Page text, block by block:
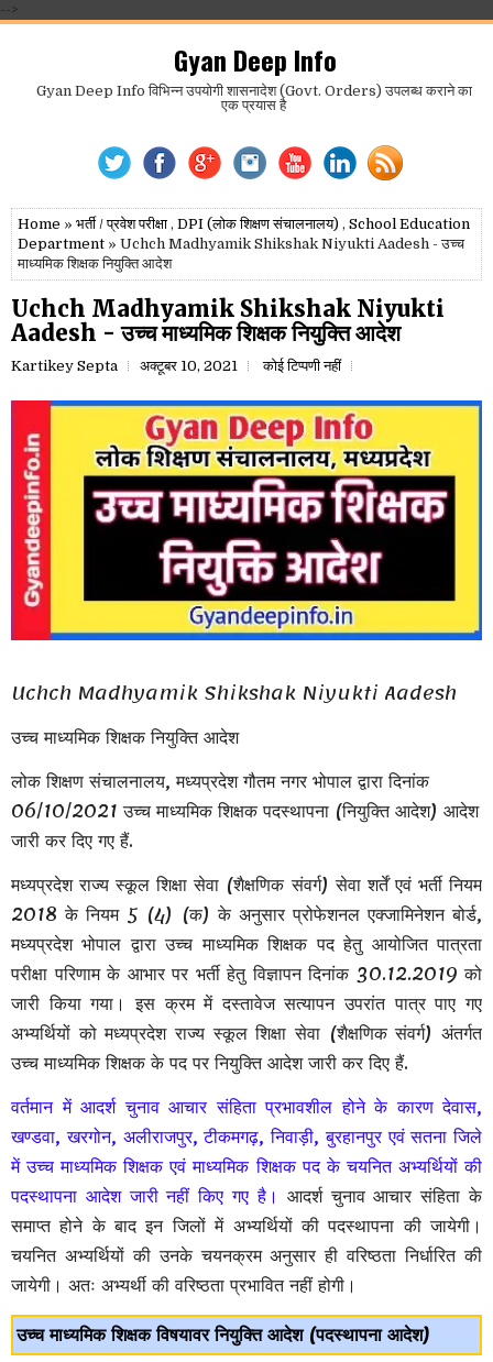
-->
Gyan Deep Info
Gyan Deep Info विभिन्न उपयोगी शासनादेश (Govt. Orders) उपलब्ध कराने का
एक प्रयास है
Home » भर्ती / प्रवेश परीक्षा , DPI (लोक शिक्षण संचालनालय) , School Education
Department » Uchch Madhyamik Shikshak Niyukti Aadesh - उच्च
माध्यमिक शिक्षक नियुक्ति आदेश
Uchch Madhyamik Shikshak Niyukti
Aadesh - उच्च माध्यमिक शिक्षक नियुक्ति आदेश
Kartikey Septa अक्टूबर 10, 2021 कोई टिप्पणी नहीं
Uchch Madhyamik Shikshak Niyukti Aadesh
उच्च माध्यमिक शिक्षक नियुक्ति आदेश
लोक शिक्षण संचालनालय, मध्यप्रदेश गौतम नगर भोपाल द्वारा दिनांक
06/10/2021 उच्च माध्यमिक शिक्षक पदस्थापना (नियुक्ति आदेश) आदेश
जारी कर दिए गए हैं.
मध्यप्रदेश राज्य स्कूल शिक्षा सेवा (शैक्षणिक संवर्ग) सेवा शर्तें एवं भर्ती नियम
2018 के नियम 5 (4) (क) के अनुसार प्रोफेशनल एक्जामिनेशन बोर्ड,
मध्यप्रदेश भोपाल द्वारा उच्च माध्यमिक शिक्षक पद हेतु आयोजित पात्रता
परीक्षा परिणाम के आभार पर भर्ती हेतु विज्ञापन दिनांक 30.12.2019 को
जारी किया गया। इस क्रम में दस्तावेज सत्यापन उपरांत पात्र पाए गए
अभ्यर्थियों को मध्यप्रदेश राज्य स्कूल शिक्षा सेवा (शैक्षणिक संवर्ग) अंतर्गत
उच्च माध्यमिक शिक्षक के पद पर नियुक्ति आदेश जारी कर दिए हैं.
वर्तमान में आदर्श चुनाव आचार संहिता प्रभावशील होने के कारण देवास,
खण्डवा, खरगोन, अलीराजपुर, टीकमगढ़, निवाड़ी, बुरहानपुर एवं सतना जिले
में उच्च माध्यमिक शिक्षक एवं माध्यमिक शिक्षक पद के चयनित अभ्यर्थियों की
पदस्थापना आदेश जारी नहीं किए गए है। आदर्श चुनाव आचार संहिता के
समाप्त होने के बाद इन जिलों में अभ्यर्थियों की पदस्थापना की जायेगी।
चयनित अभ्यर्थियों की उनके चयनक्रम अनुसार ही वरिष्ठता निर्धारित की
जायेगी। अतः अभ्यर्थी की वरिष्ठता प्रभावित नहीं होगी।
उच्च माध्यमिक शिक्षक विषयावर नियुक्ति आदेश (पदस्थापना आदेश)